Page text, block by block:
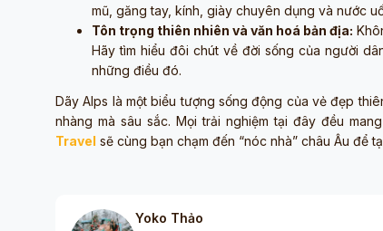
mũ, găng tay, kính, giày chuyên dụng và nước
Tôn trọng thiên nhiên và văn hoá bản địa:
Hãy tìm hiểu đôi chút về đời sống của người
những điều đó.
Dãy Alps là một biểu tượng sống động của vẻ đẹp
nhàng mà sâu sắc. Mọi trải nghiệm tại đây đều
Travel sẽ cùng bạn chạm đến “nóc nhà” châu Âu để
Yoko Thảo